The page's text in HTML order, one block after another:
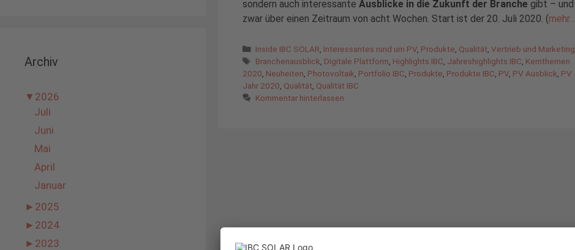
sondern auch interessante Ausblicke in die Zukunft der Branche gibt – und
zwar über einen Zeitraum von acht Wochen. Start ist der 20. Juli 2020. (mehr…
Kategorien
Inside IBC SOLAR Interessantes rund um PV Produkte Qualität ,Vertrieb und Marketing
Schlagwörter
Branchenausblick Digitale Plattform Highlights IBC Jahreshighlights IBC Kernthemen
2020 Neuheiten Photovoltaik Portfolio IBC Produkte Produkte IBC PV PV Ausblick PV
Jahr 2020 Qualität Qualität IBC
Kommentar hinterlassen
Archiv
▼ 2026
Juli
Juni
Mai
April
Januar
► 2025
► 2024
► 2023